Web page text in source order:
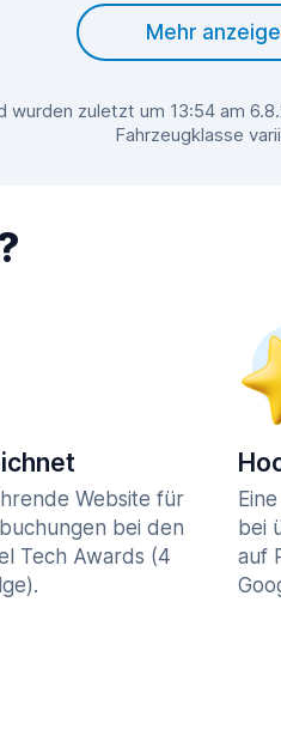
Mehr
zuletzt um 13:54 am
Fahrzeugklasse
Website für
bei den
Tech Awards (4
bei
auf